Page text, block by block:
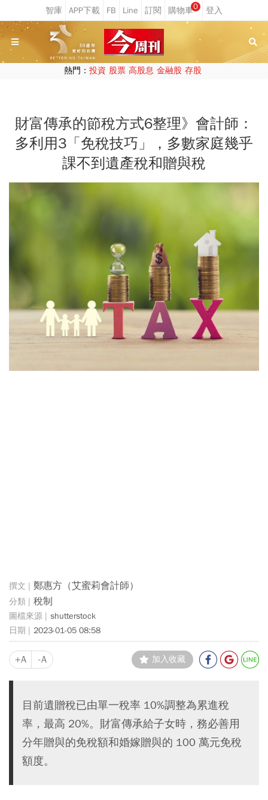
0
熱門： 投資 股票 高股息 金融股 存股
財富傳承的節稅方式6整理》會計師：
多利用3「免稅技巧」，多數家庭幾乎
課不到遺產稅和贈與稅
鄭惠方（艾蜜莉會計師）
稅制
shutterstock
2023-01-05 08:58
+A -A 加入收藏
目前遺贈稅已由單一稅率 10%調整為累進稅
率，最高 20%。財富傳承給子女時，務必善用
分年贈與的免稅額和婚嫁贈與的 100 萬元免稅
額度。